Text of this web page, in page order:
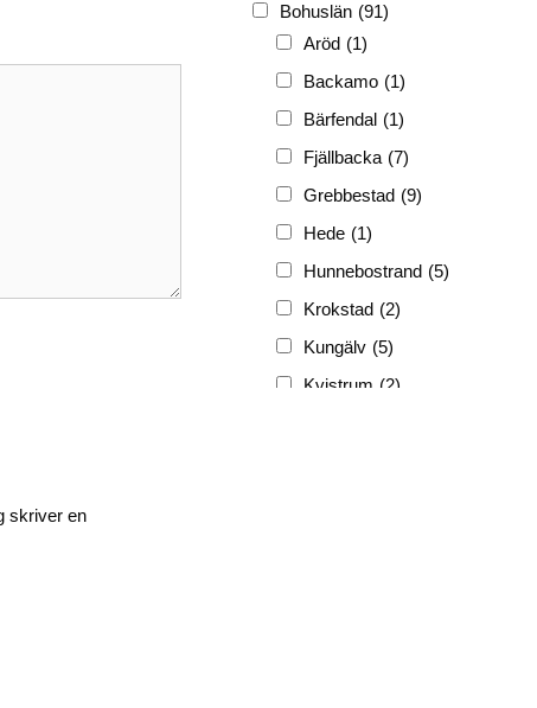
skriver en
Bohuslän (91)
Aröd (1)
Backamo (1)
Bärfendal (1)
Fjällbacka (7)
Grebbestad (9)
Hede (1)
Hunnebostrand (5)
Krokstad (2)
Kungälv (5)
Kvistrum (2)